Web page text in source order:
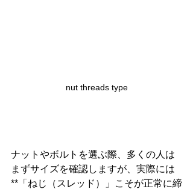
nut threads type
ナットやボルトを選ぶ際、多くの人は
まずサイズを確認しますが、実際には
**「ねじ（スレッド）」こそが正常に締